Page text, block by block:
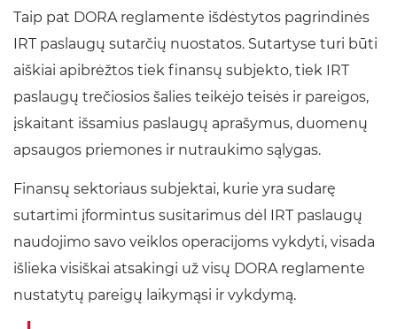
Taip pat DORA reglamente išdėstytos pagrindinės
IRT paslaugų sutarčių nuostatos. Sutartyse turi būti
aiškiai apibrėžtos tiek finansų subjekto, tiek IRT
paslaugų trečiosios šalies teikėjo teisės ir pareigos,
įskaitant išsamius paslaugų aprašymus, duomenų
apsaugos priemones ir nutraukimo sąlygas.
Finansų sektoriaus subjektai, kurie yra sudarę
sutartimi įformintus susitarimus dėl IRT paslaugų
naudojimo savo veiklos operacijoms vykdyti, visada
išlieka visiškai atsakingi už visų DORA reglamente
nustatytų pareigų laikymąsi ir vykdymą.